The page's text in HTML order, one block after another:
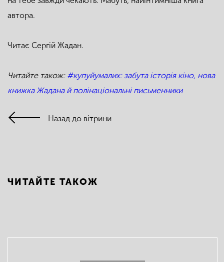
автора.
Читає Сергій Жадан.
Читайте також: #купуйумалих: забута історія кіно, нова
книжка Жадана й полінаціональні письменники
Назад до вітрини
ЧИТАЙТЕ ТАКОЖ